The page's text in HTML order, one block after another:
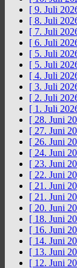
[ 9. Juli
[ 8. Juli
[ 7. Juli
[ 6. Juli
[ 5. Juli
[ 5. Juli
[ 4. Juli
[ 3. Juli
[ 2. Juli
[ 1. Juli
[ 28. Juni
[ 27. Juni
[ 26. Juni
[ 24. Juni
[ 23. Juni
[ 22. Juni
[ 21. Juni
[ 21. Juni
[ 20. Juni
[ 18. Juni
[ 16. Juni
[ 14. Juni
[ 13. Juni
[ 12. Juni